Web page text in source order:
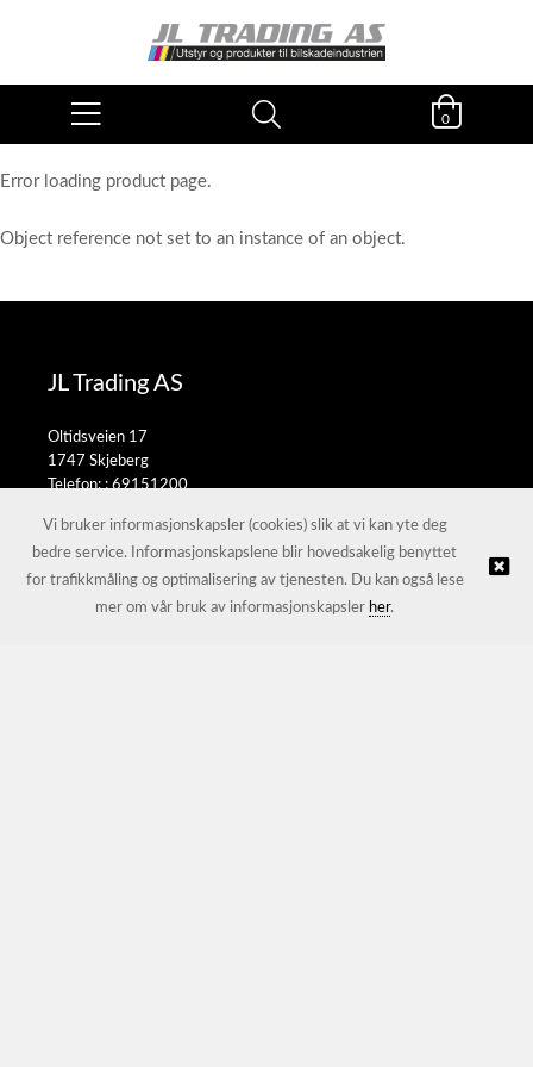
0
Error loading product page.
Object reference not set to an instance of an object.
JL Trading AS
Oltidsveien 17
1747 Skjeberg
Telefon: :69151200
© JL Trading AS |Nettbutikk levert av Kréatif
Vi bruker informasjonskapsler (cookies) slik at vi kan yte deg
bedre service. Informasjonskapslene blir hovedsakelig benyttet
for trafikkmåling og optimalisering av tjenesten. Du kan også lese
mer om vår bruk av informasjonskapsler her.